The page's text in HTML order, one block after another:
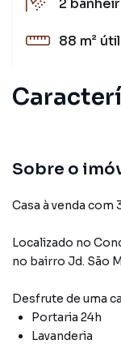
2
88 m² útil
Jardim
Portaria
Portão
Sobre o
Casa à venda com
Localizado no
no bairro Jd. São
Desfrute de uma
Portaria 24h
Lavanderia